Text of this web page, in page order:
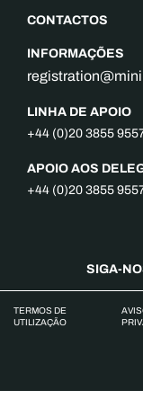
CONTACTOS
INFORMAÇÕES
LINHA DE APOIO
+44 (0)20 3855
APOIO AOS
+44 (0)20 3855
SIGA-
TERMOS DE
UTILIZAÇÃO